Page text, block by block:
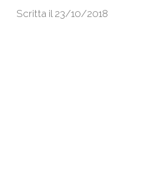
Scritta il 23/10/2018